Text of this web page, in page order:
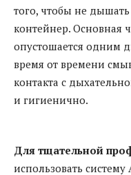
того, чтобы не
контейнер. Основная
опустошается одним
время от времени
контакта с
и гигиенично.
Для тщательной
использовать систему